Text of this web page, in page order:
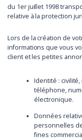
du 1er juillet 1998
relative à la protection
Lors de la création de
informations que vous
client et les petites
Identité :
téléphone,
électronique.
Données
personnelles
fines